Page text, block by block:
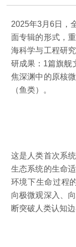
2025年3月6日，
面专辑的形式，
海科学与工程研
研成果：1篇旗舰
焦深渊中的原核
（鱼类）。
这是人类首次系
生态系统的生命
环境下生命过程
向极微观深入、
断突破人类认知边